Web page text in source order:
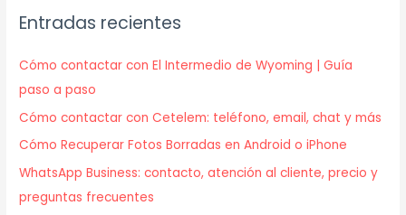
Entradas recientes
Cómo contactar con El Intermedio de Wyoming | Guía
paso a paso
Cómo contactar con Cetelem: teléfono, email, chat y más
Cómo Recuperar Fotos Borradas en Android o iPhone
WhatsApp Business: contacto, atención al cliente, precio y
preguntas frecuentes